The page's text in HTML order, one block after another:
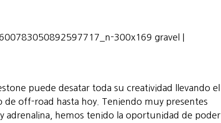
puede desatar toda su creatividad llevando el
de off-road hasta hoy. Teniendo muy presentes
adrenalina, hemos tenido la oportunidad de poder